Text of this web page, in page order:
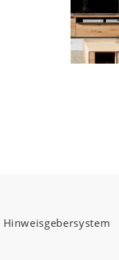
Hinweisgebersystem